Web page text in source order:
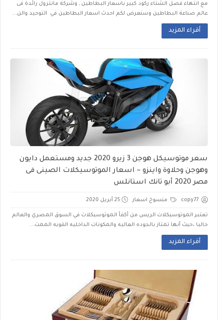
مع انتهاء فصل الشتاء ركود كبير باسعار البطاطين , وشركة مانترول رائدة فى
عالم صناعة البطاطين وسنعرض لكم احدث اسعار البطاطين في التوحيد والن...
أقراء المزيد
سعر موتوسيكل هوجن 3 زيرو 2020 جديد ومستعمل دايون
وهوجن وحلاوة واينزو ~ اسعار الموتوسيكلات الصينى فى
مصر 2020 أبو تانك استانلس
copy77 منسوخ اسعار 25 أبريل 2020
تعتبر الموتوسيكلات الريس من أكفأ الموتوسيكلات في السوق المصري والعالم
حاليا ،حيث أنها تمتاز بالجوده العاليه والمكونات الداخليه القويه الممت...
أقراء المزيد